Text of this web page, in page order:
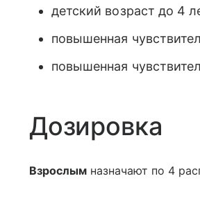
детский возраст до 4
повышенная
повышенная
Дозировка
Взрослым назначают по 4